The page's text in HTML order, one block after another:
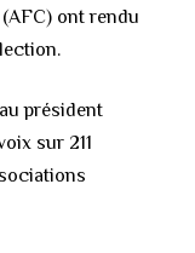
ont rendu
président
sur 211